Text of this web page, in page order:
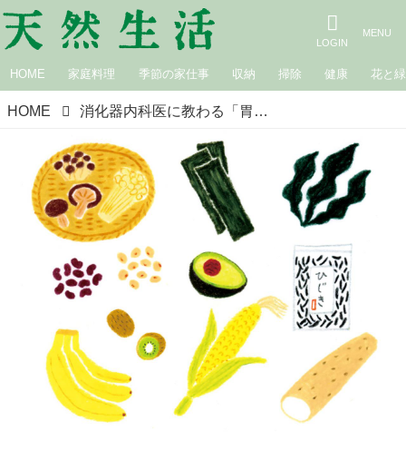
HOME 家庭料理 季節の家仕事 収納 掃除 健康 花と緑
HOME 消化器内科医に教わる「胃腸」を元気にするおすすめ食材と調理法。腸内環境を整える食べものと消化にいい調理でおなかを守る／工藤あきさん